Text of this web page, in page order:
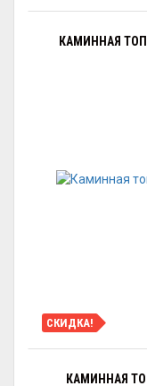
КАМИННАЯ
СКИДКА!
КАМИННАЯ